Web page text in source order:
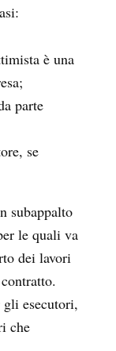
è una
parte
se
subappalto
le quali va
dei lavori
esecutori,
che